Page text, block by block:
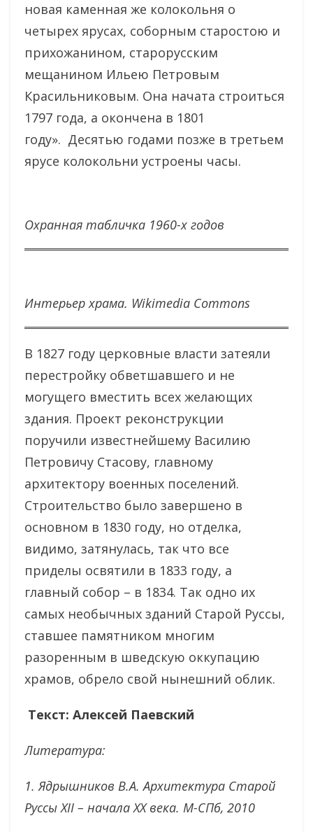
новая каменная же колокольня о
четырех ярусах, соборным старостою и
прихожанином, старорусским
мещанином Ильею Петровым
Красильниковым. Она начата строиться
1797 года, а окончена в 1801
году». Десятью годами позже в третьем
ярусе колокольни устроены часы.
Охранная табличка 1960-х годов
Интерьер храма. Wikimedia Commons
В 1827 году церковные власти затеяли
перестройку обветшавшего и не
могущего вместить всех желающих
здания. Проект реконструкции
поручили известнейшему Василию
Петровичу Стасову, главному
архитектору военных поселений.
Строительство было завершено в
основном в 1830 году, но отделка,
видимо, затянулась, так что все
приделы освятили в 1833 году, а
главный собор – в 1834. Так одно их
самых необычных зданий Старой Руссы,
ставшее памятником многим
разоренным в шведскую оккупацию
храмов, обрело свой нынешний облик.
Текст: Алексей Паевский
Литература:
1. Ядрышников В.А. Архитектура Старой
Руссы XII – начала XX века. М-СПб, 2010